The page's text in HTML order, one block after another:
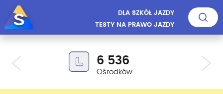
DLA SZKÓŁ JAZDY
TESTY NA PRAWO JAZDY
6 536
Ośrodków